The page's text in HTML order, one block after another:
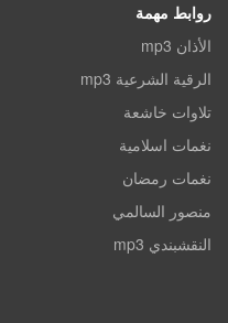
روابط مهمة
الأذان mp3
الرقية الشرعية mp3
تلاوات خاشعة
نغمات اسلامية
نغمات رمضان
منصور السالمي
النقشبندي mp3